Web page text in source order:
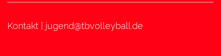
Kontakt | jugend@tbvolleyball.de